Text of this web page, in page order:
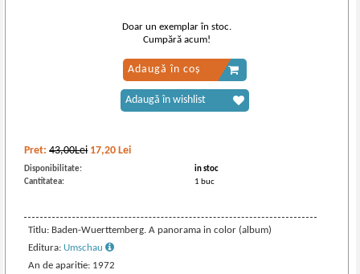
Pret:43,00Lei 17,20 Lei
Disponibilitate:
in stoc
Cantitatea:
1 buc
Titlu: Baden-Wuerttemberg. A panorama in color (album)
Editura: Umschau
An de aparitie: 1972
Doar un exemplar în stoc.
Cumpără acum!
Adaugă în coș
Adaugă în wishlist